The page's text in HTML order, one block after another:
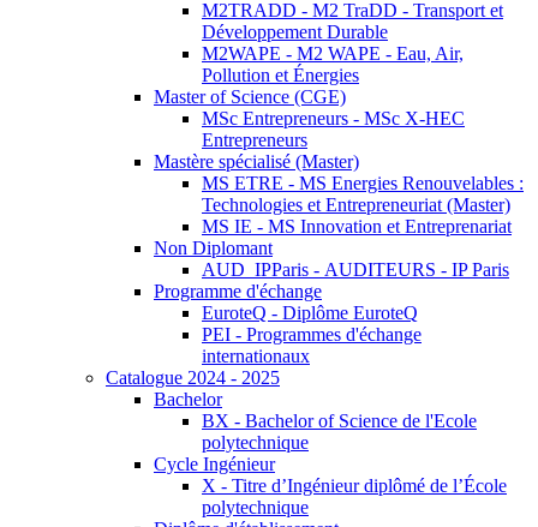
M2TRADD - M2 TraDD - Transport et
Développement Durable
M2WAPE - M2 WAPE - Eau, Air,
Pollution et Énergies
Master of Science (CGE)
MSc Entrepreneurs - MSc X-HEC
Entrepreneurs
Mastère spécialisé (Master)
MS ETRE - MS Energies Renouvelables :
Technologies et Entrepreneuriat (Master)
MS IE - MS Innovation et Entreprenariat
Non Diplomant
AUD_IPParis - AUDITEURS - IP Paris
Programme d'échange
EuroteQ - Diplôme EuroteQ
PEI - Programmes d'échange
internationaux
Catalogue 2024 - 2025
Bachelor
BX - Bachelor of Science de l'Ecole
polytechnique
Cycle Ingénieur
X - Titre d’Ingénieur diplômé de l’École
polytechnique